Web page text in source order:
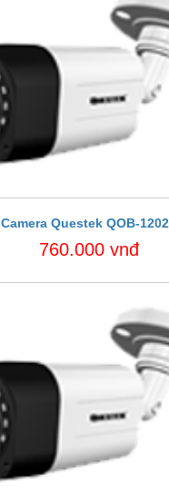
Camera Questek QOB-
760.000 vnđ